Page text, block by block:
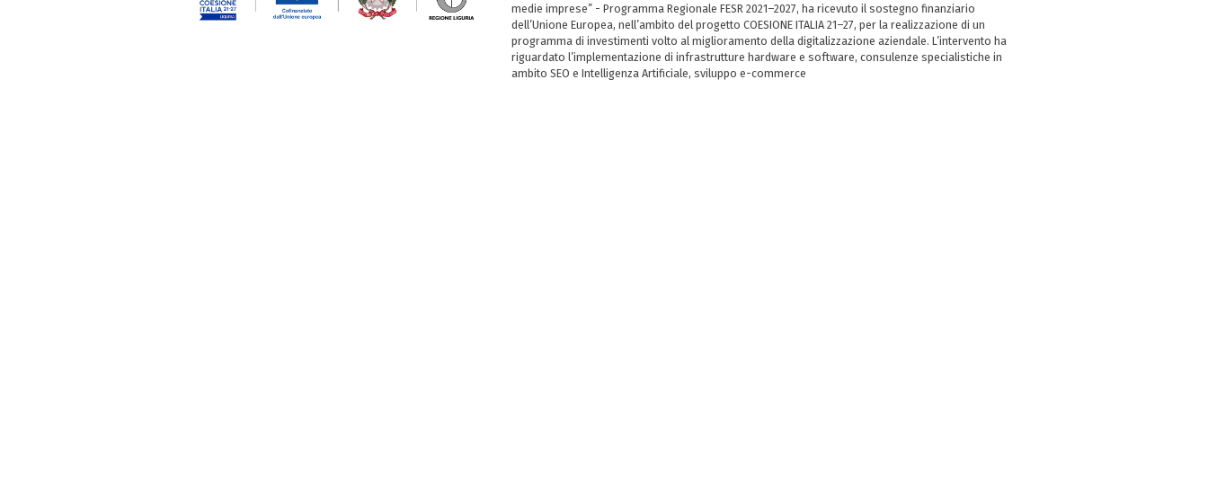
medie imprese” - Programma Regionale FESR 2021–2027, ha ricevuto il sostegno finanziario
dell’Unione Europea, nell’ambito del progetto COESIONE ITALIA 21–27, per la realizzazione di un
programma di investimenti volto al miglioramento della digitalizzazione aziendale. L’intervento ha
riguardato l’implementazione di infrastrutture hardware e software, consulenze specialistiche in
ambito SEO e Intelligenza Artificiale, sviluppo e-commerce